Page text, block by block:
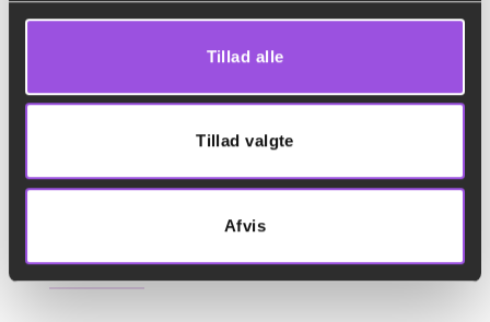
Tillad alle
Tillad valgte
Afvis
Panorama telt 6×18 m. Telt med gulv inkl. op og nedtagning
Tilføj til forespørgsel